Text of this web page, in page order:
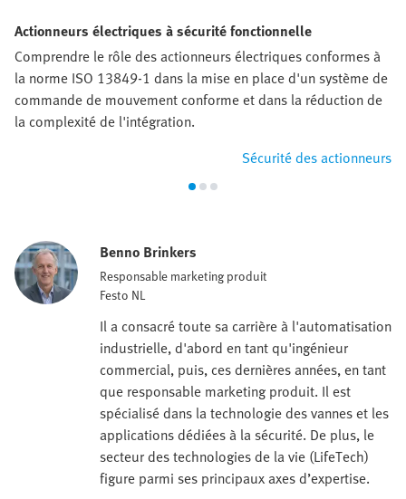
Actionneurs électriques à sécurité fonctionnelle
Comprendre le rôle des actionneurs électriques conformes à
la norme ISO 13849-1 dans la mise en place d'un système de
commande de mouvement conforme et dans la réduction de
la complexité de l'intégration.
Sécurité des actionneurs
Benno Brinkers
Responsable marketing produit
Festo NL
Il a consacré toute sa carrière à l'automatisation
industrielle, d'abord en tant qu'ingénieur
commercial, puis, ces dernières années, en tant
que responsable marketing produit. Il est
spécialisé dans la technologie des vannes et les
applications dédiées à la sécurité. De plus, le
secteur des technologies de la vie (LifeTech)
figure parmi ses principaux axes d’expertise.